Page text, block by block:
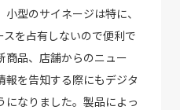
型のサイネージは特に、
を占有しないので便利で
商品、店舗からのニュー
報を告知する際にもデジタ
になりました。製品によっ